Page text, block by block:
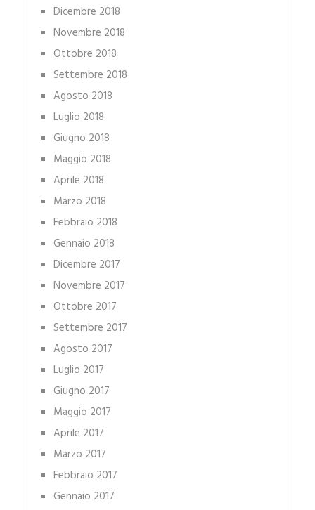
Dicembre 2018
Novembre 2018
Ottobre 2018
Settembre 2018
Agosto 2018
Luglio 2018
Giugno 2018
Maggio 2018
Aprile 2018
Marzo 2018
Febbraio 2018
Gennaio 2018
Dicembre 2017
Novembre 2017
Ottobre 2017
Settembre 2017
Agosto 2017
Luglio 2017
Giugno 2017
Maggio 2017
Aprile 2017
Marzo 2017
Febbraio 2017
Gennaio 2017